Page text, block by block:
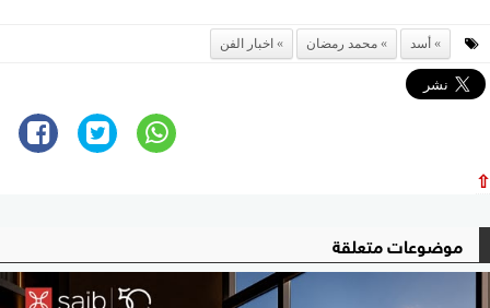
أسد محمد رمضان اخبار الفن
⇧
موضوعات متعلقة